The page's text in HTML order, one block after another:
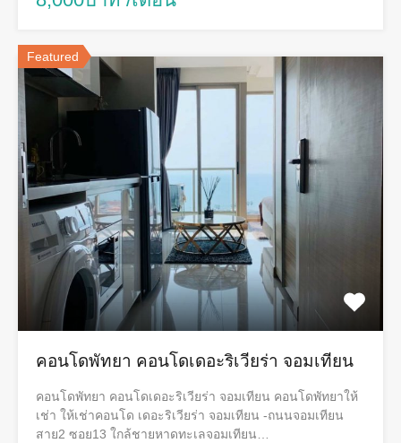
Featured
คอนโดพัทยา คอนโดเดอะริเวียร่า จอมเทียน
คอนโดพัทยา คอนโดเดอะริเวียร่า จอมเทียน คอนโดพัทยาให้
เช่า ให้เช่าคอนโด เดอะริเวียร่า จอมเทียน -ถนนจอมเทียน
สาย2 ซอย13 ใกล้ชายหาดทะเลจอมเทียน…